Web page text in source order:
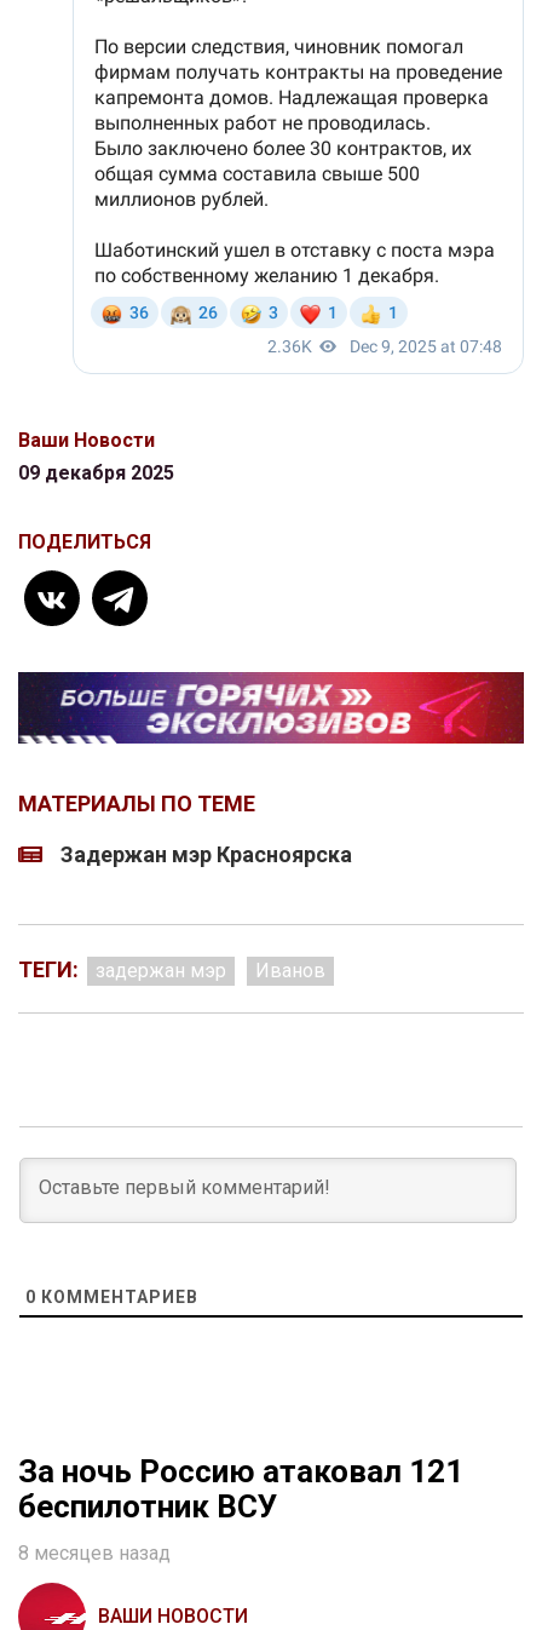
Ваши Новости
09 декабря 2025
ПОДЕЛИТЬСЯ
МАТЕРИАЛЫ ПО ТЕМЕ
Задержан мэр Красноярска
ТЕГИ: задержан мэр Иванов
0 КОММЕНТАРИЕВ
За ночь Россию атаковал 121
беспилотник ВСУ
8 месяцев назад
ВАШИ НОВОСТИ